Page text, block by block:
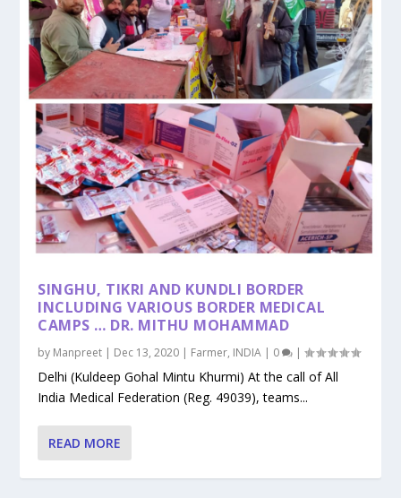
SINGHU, TIKRI AND KUNDLI BORDER
INCLUDING VARIOUS BORDER MEDICAL
CAMPS … DR. MITHU MOHAMMAD
by Manpreet | Dec 13, 2020 | Farmer, INDIA | 0 |
Delhi (Kuldeep Gohal Mintu Khurmi) At the call of All
India Medical Federation (Reg. 49039), teams...
READ MORE